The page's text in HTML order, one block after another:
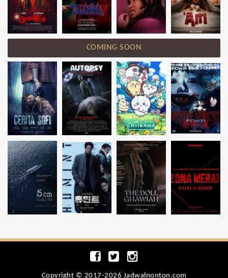
COMING SOON
Copyright © 2017-2026 Jadwalnonton.com